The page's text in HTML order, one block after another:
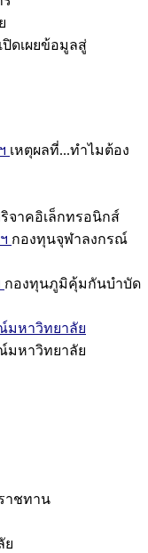
ปิดเผยข้อมูลสู่
เหตุผลที่...ทำไมต้อง
จาคอิเล็กทรอนิกส์
กองทุนจุฬาลงกรณ์
กองทุนภูมิคุ้มกันบำบัด
มหาวิทยาลัย
มหาวิทยาลัย
าชทาน
ย